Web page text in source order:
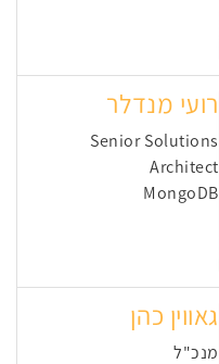
רועי מנדלר
Senior Solutions
Architect
MongoDB
גאווין כהן
מנכ"ל